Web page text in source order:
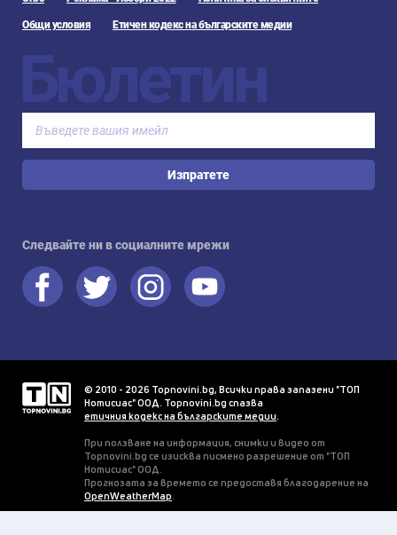
Общи условия Етичен кодекс на българските медии
Бюлетин
Изпратете
Следвайте ни в социалните мрежи
© 2010 - 2026 Topnovini.bg, Всички права запазени "ТОП
Нотисиас" ООД. Topnovini.bg спазва
етичния кодекс на българските медии.
При ползване на информация, снимки и видео от
Topnovini.bg се изисква писмено разрешение от "ТОП
Нотисиас" ООД.
Прогнозата за времето се предоставя благодарение на
OpenWeatherMap.